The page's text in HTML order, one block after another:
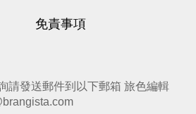
免責事項
請發送郵件到以下郵箱 旅色編輯